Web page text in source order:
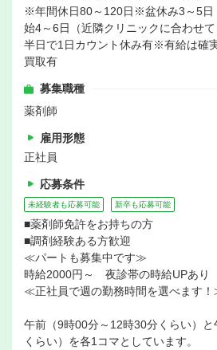
※年間休日80～120日※盆休み3～5日
始4～6日（近隣クリニックに合わせ
半日で1日カウント休み有※有給は確
買取有
募集職種
薬剤師
雇用形態
正社員
応募条件
未経験者も応募可能 新卒も応募可能
■薬剤師免許をお持ちの方
■調剤経験ある方歓迎
≪パートも募集中です≫
時給2000円～ 夜診帯の時給UPあり
≪正社員で週の勤務時間を選べます
午前（9時00分～12時30分くらい）
くらい）を各1コマとしています。